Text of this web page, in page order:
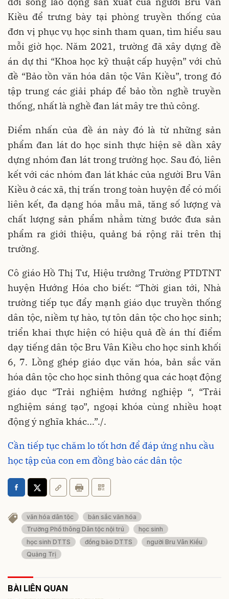
Kiều để trưng bày tại phòng truyền thống của
đơn vị phục vụ học sinh tham quan, tìm hiểu sau
mỗi giờ học. Năm 2021, trường đã xây dựng đề
án dự thi “Khoa học kỹ thuật cấp huyện” với chủ
đề “Bảo tồn văn hóa dân tộc Vân Kiều”, trong đó
tập trung các giải pháp để bảo tồn nghề truyền
thống, nhất là nghề đan lát mây tre thủ công.
Điểm nhấn của đề án này đó là từ những sản
phẩm đan lát do học sinh thực hiện sẽ dần xây
dựng nhóm đan lát trong trường học. Sau đó, liên
kết với các nhóm đan lát khác của người Bru Vân
Kiều ở các xã, thị trấn trong toàn huyện để có mối
liên kết, đa dạng hóa mẫu mã, tăng số lượng và
chất lượng sản phẩm nhằm từng bước đưa sản
phẩm ra giới thiệu, quảng bá rộng rãi trên thị
trường.
Cô giáo Hồ Thị Tư, Hiệu trưởng Trường PTDTNT
huyện Hướng Hóa cho biết: “Thời gian tới, Nhà
trường tiếp tục đẩy mạnh giáo dục truyền thống
dân tộc, niềm tự hào, tự tôn dân tộc cho học sinh;
triển khai thực hiện có hiệu quả đề án thí điểm
dạy tiếng dân tộc Bru Vân Kiều cho học sinh khối
6, 7. Lồng ghép giáo dục văn hóa, bản sắc văn
hóa dân tộc cho học sinh thông qua các hoạt động
giáo dục “Trải nghiệm hướng nghiệp “, “Trải
nghiệm sáng tạo”, ngoại khóa cùng nhiều hoạt
động ý nghĩa khác...”./.
Cần tiếp tục chăm lo tốt hơn để đáp ứng nhu cầu
học tập của con em đồng bào các dân tộc
văn hóa dân tộc
bản sắc văn hóa
Trường Phổ thông Dân tộc nội trú
học sinh
học sinh DTTS
đồng bào DTTS
người Bru Vân Kiều
Quảng Trị
BÀI LIÊN QUAN